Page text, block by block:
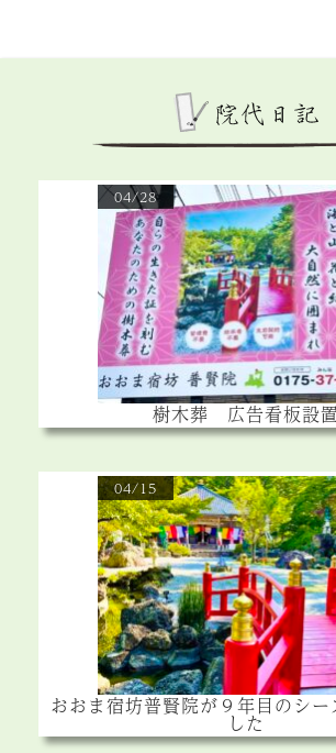
04/28
樹木葬 広告看板設置
04/15
おおま宿坊普賢院が９年目のシー
した